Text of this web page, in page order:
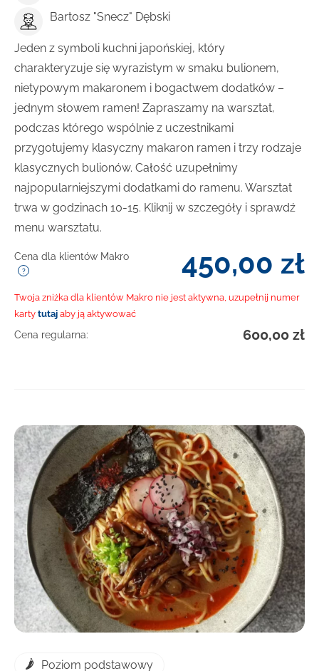
Bartosz "Snecz" Dębski
Jeden z symboli kuchni japońskiej, który
charakteryzuje się wyrazistym w smaku bulionem,
nietypowym makaronem i bogactwem dodatków –
jednym słowem ramen! Zapraszamy na warsztat,
podczas którego wspólnie z uczestnikami
przygotujemy klasyczny makaron ramen i trzy rodzaje
klasycznych bulionów. Całość uzupełnimy
najpopularniejszymi dodatkami do ramenu. Warsztat
trwa w godzinach 10-15. Kliknij w szczegóły i sprawdź
menu warsztatu.
Cena dla klientów Makro 450,00 zł
Twoja zniżka dla klientów Makro nie jest aktywna, uzupełnij numer
karty tutaj aby ją aktywować
Cena regularna: 600,00 zł
DOWIEDZ SIĘ WIĘCEJ
Poziom podstawowy